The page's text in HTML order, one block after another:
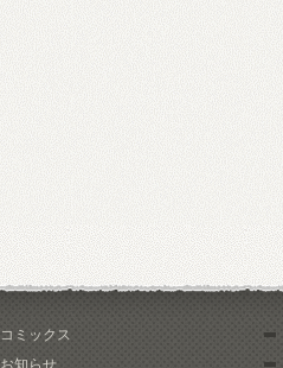
コミックス
お知らせ